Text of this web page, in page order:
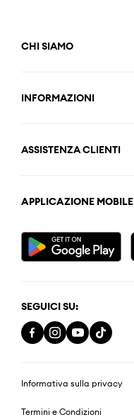
CHI SIAMO
INFORMAZIONI
ASSISTENZA CLIENTI
APPLICAZIONE MOBILE
SEGUICI SU:
Informativa sulla privacy
Termini e Condizioni